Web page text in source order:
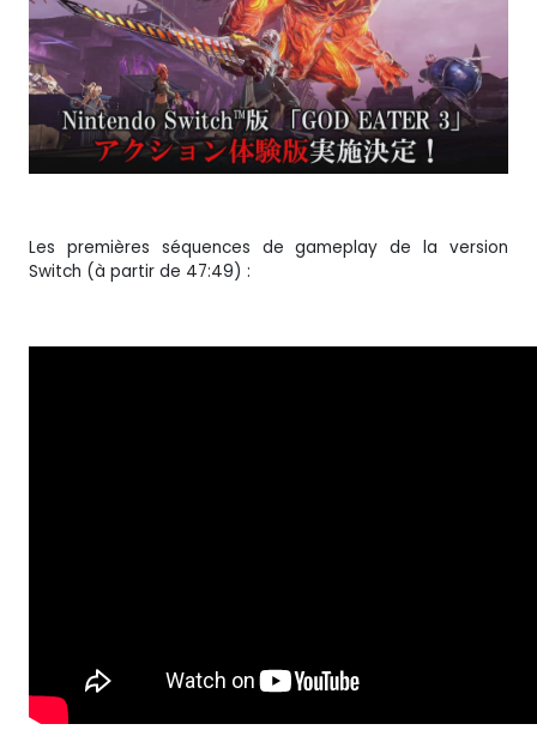
Les premières séquences de gameplay de la version
Switch (à partir de 47:49) :